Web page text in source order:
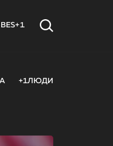
+1ЛЮДИ